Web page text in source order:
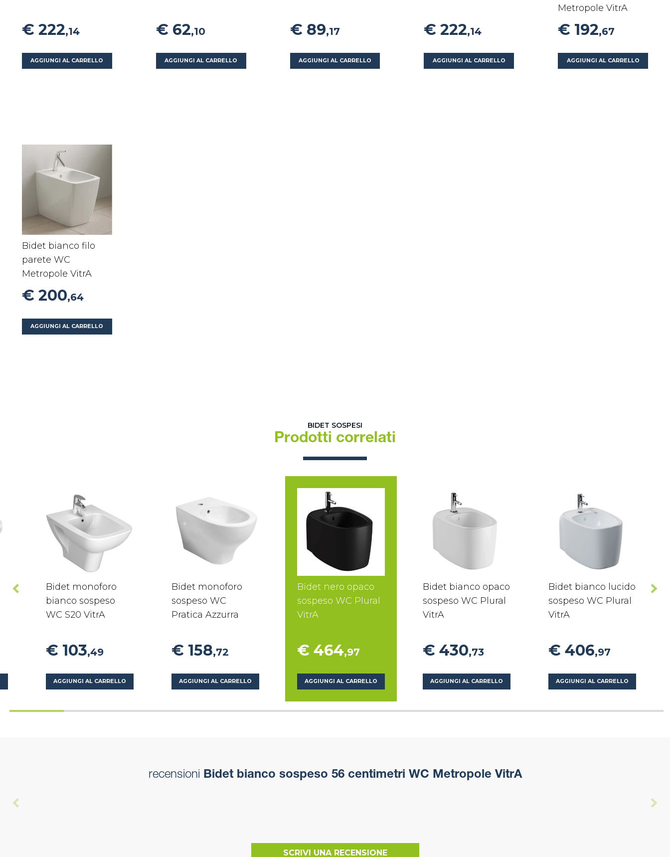
€ 222,14
AGGIUNGI AL CARRELLO
€ 62,10
AGGIUNGI AL CARRELLO
€ 89,17
AGGIUNGI AL CARRELLO
€ 222,14
AGGIUNGI AL CARRELLO
Metropole VitrA
€ 192,67
AGGIUNGI AL CARRELLO
Bidet bianco filo
parete WC
Metropole VitrA
€ 200,64
AGGIUNGI AL CARRELLO
BIDET SOSPESI
Prodotti correlati
Bidet monoforo
bianco sospeso
WC S20 VitrA
€ 103,49
AGGIUNGI AL CARRELLO
Bidet monoforo
sospeso WC
Pratica Azzurra
€ 158,72
AGGIUNGI AL CARRELLO
Bidet nero opaco
sospeso WC Plural
VitrA
€ 464,97
AGGIUNGI AL CARRELLO
Bidet bianco opaco
sospeso WC Plural
VitrA
€ 430,73
AGGIUNGI AL CARRELLO
Bidet bianco lucido
sospeso WC Plural
VitrA
€ 406,97
AGGIUNGI AL CARRELLO
recensioni Bidet bianco sospeso 56 centimetri WC Metropole VitrA
SCRIVI UNA RECENSIONE